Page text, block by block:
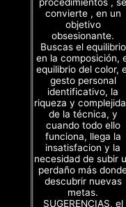
convierte , en un
objetivo
obsesionante.
Buscas el equilibrio
en la composición,
equilibrio del color,
gesto personal
identificativo, la
riqueza y
de la técnica, y
cuando todo ello
funciona, llega la
insatisfacion y la
necesidad de subir
perdaño más
descubrir nuevas
metas.
SUGERENCIAS, el